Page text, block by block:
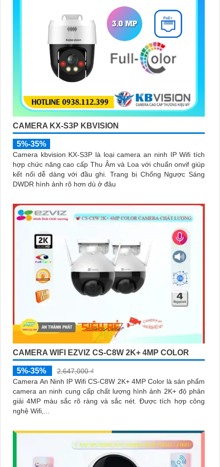
CAMERA KX-S3P KBVISION
5%-35%
Camera kbvision KX-S3P là loại camera an ninh IP Wifi tích
hợp chức năng cao cấp Thu Âm và Loa với chuẩn onvif giúp
kết nối dễ dàng với đầu ghi. Trang bị Chống Ngược Sáng
DWDR hình ảnh rõ hơn dù ở đâu
CAMERA WIFI EZVIZ CS-C8W 2K+ 4MP COLOR
5%-35%
2,647,000 ₫
Camera An Ninh IP Wifi CS-C8W 2K+ 4MP Color là sản phẩm
camera an ninh cung cấp chất lượng hình ảnh 2K+ độ phân
giải 4MP màu sắc rõ ràng và sắc nét. Được tích hợp công
nghệ Wifi,...